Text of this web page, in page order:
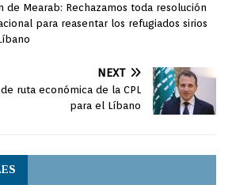
de Mearab: Rechazamos toda resolución
para reasentar los refugiados sirios
NEXT
ruta económica de la CPL
para el Líbano